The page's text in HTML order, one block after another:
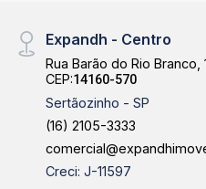
Expandh - Centro
Rua Barão do Rio Branco,
CEP:14160-570
Sertãozinho - SP
(16) 2105-3333
Creci: J-11597